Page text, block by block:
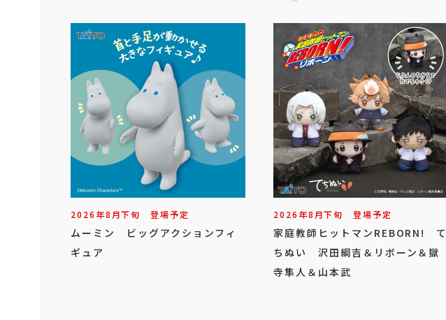
2026年8月下旬 登場予定
ムーミン ビッグアクションフィ
ギュア
2026年8月下旬 登場予定
家庭教師ヒットマンREBORN! て
ちぬい 沢田綱吉＆リボーン＆獄
寺隼人＆山本武